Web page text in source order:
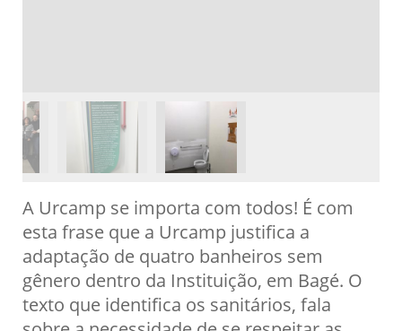
A Urcamp se importa com todos! É com
esta frase que a Urcamp justifica a
adaptação de quatro banheiros sem
gênero dentro da Instituição, em Bagé. O
texto que identifica os sanitários, fala